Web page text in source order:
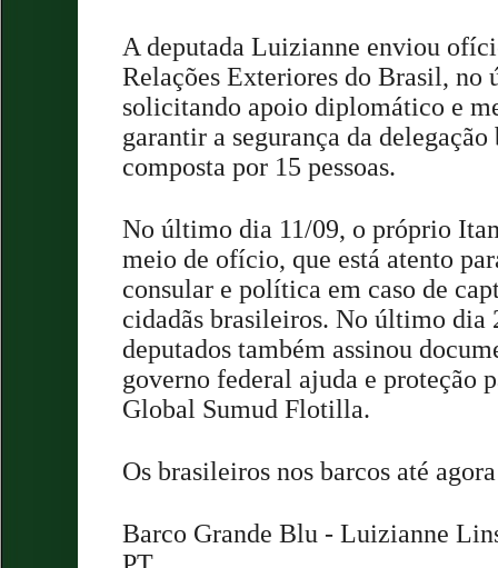
A deputada Luizianne enviou
Relações Exteriores do Brasil, no
solicitando apoio diplomático e
garantir a segurança da
composta por 15 pessoas.
No último dia 11/09, o próprio
meio de ofício, que está atento
consular e política em caso de
cidadãs brasileiros. No último dia
deputados também assinou
governo federal ajuda e proteção
Global Sumud Flotilla.
Os brasileiros nos barcos até
Barco Grande Blu - Luizianne